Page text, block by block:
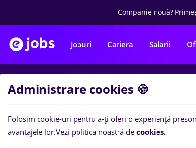
Companie nouă?
Joburi Cariera Salarii
Administrare cookies 🍪
Folosim cookie-uri pentru a-ți oferi o experiență
avantajele lor.Vezi politica noastră de cookies.